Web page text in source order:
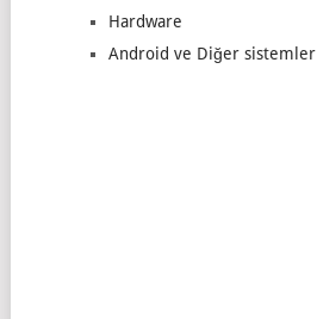
Hardware
Android ve Diğer sistemler